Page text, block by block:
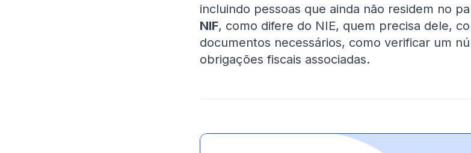
incluindo pessoas que ainda não residem no
NIF, como difere do NIE, quem precisa dele,
documentos necessários, como verificar um
obrigações fiscais associadas.